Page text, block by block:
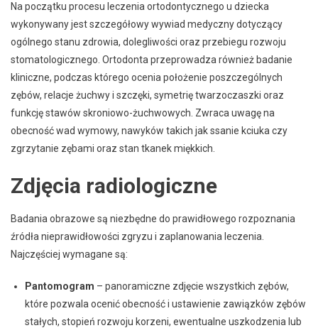
Na początku procesu leczenia ortodontycznego u dziecka
wykonywany jest szczegółowy wywiad medyczny dotyczący
ogólnego stanu zdrowia, dolegliwości oraz przebiegu rozwoju
stomatologicznego. Ortodonta przeprowadza również badanie
kliniczne, podczas którego ocenia położenie poszczególnych
zębów, relacje żuchwy i szczęki, symetrię twarzoczaszki oraz
funkcję stawów skroniowo-żuchwowych. Zwraca uwagę na
obecność wad wymowy, nawyków takich jak ssanie kciuka czy
zgrzytanie zębami oraz stan tkanek miękkich.
Zdjęcia radiologiczne
Badania obrazowe są niezbędne do prawidłowego rozpoznania
źródła nieprawidłowości zgryzu i zaplanowania leczenia.
Najczęściej wymagane są:
Pantomogram – panoramiczne zdjęcie wszystkich zębów,
które pozwala ocenić obecność i ustawienie zawiązków zębów
stałych, stopień rozwoju korzeni, ewentualne uszkodzenia lub